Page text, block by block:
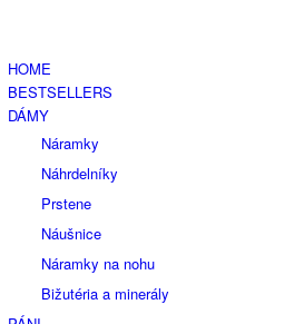
HOME
BESTSELLERS
DÁMY
Náramky
Náhrdelníky
Prstene
Náušnice
Náramky na nohu
Bižutéria a minerály